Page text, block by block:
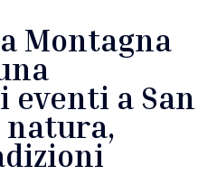
Montagna
eventi a San
natura,